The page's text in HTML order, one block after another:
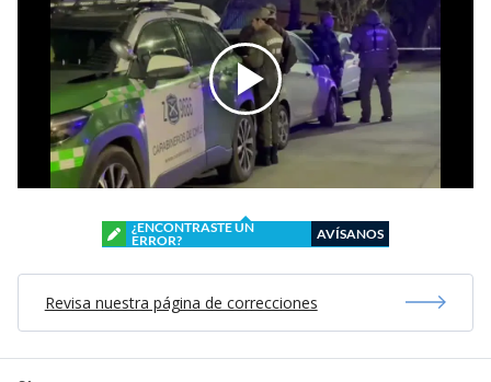
¿ENCONTRASTE UN
ERROR?
AVÍSANOS
Revisa nuestra página de correcciones